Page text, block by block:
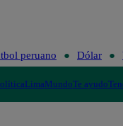
peruano Dólar
LimaMundoTe ayudo